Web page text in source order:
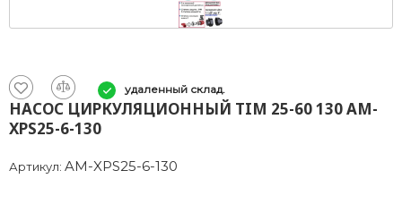
удаленный склад.
НАСОС ЦИРКУЛЯЦИОННЫЙ TIM 25-60 130 AM-
XPS25-6-130
Артикул: AM-XPS25-6-130